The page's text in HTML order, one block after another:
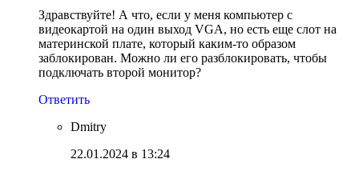
Здравствуйте! А что, если у меня компьютер с
видеокартой на один выход VGA, но есть еще слот на
материнской плате, который каким-то образом
заблокирован. Можно ли его разблокировать, чтобы
подключать второй монитор?
Ответить
Dmitry
22.01.2024 в 13:24